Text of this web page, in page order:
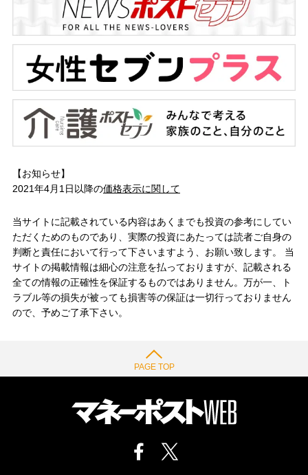
【お知らせ】
2021年4月1日以降の価格表示に関して
当サイトに記載されている内容はあくまでも投資の参考にしてい
ただくためのものであり、実際の投資にあたっては読者ご自身の
判断と責任において行って下さいますよう、お願い致します。 当
サイトの掲載情報は細心の注意を払っておりますが、記載される
全ての情報の正確性を保証するものではありません。万が一、ト
ラブル等の損失が被っても損害等の保証は一切行っておりません
ので、予めご了承下さい。
PAGE TOP